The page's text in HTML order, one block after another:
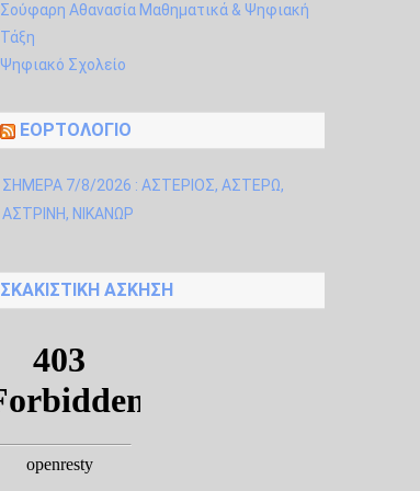
Σούφαρη Αθανασία Μαθηματικά & Ψηφιακή
Τάξη
Ψηφιακό Σχολείο
ΕΟΡΤΟΛΌΓΙΟ
ΣΗΜΕΡΑ 7/8/2026 : ΑΣΤΕΡΙΟΣ, ΑΣΤΕΡΩ,
ΑΣΤΡΙΝΗ, ΝΙΚΑΝΩΡ
ΣΚΑΚΙΣΤΙΚΉ ΆΣΚΗΣΗ